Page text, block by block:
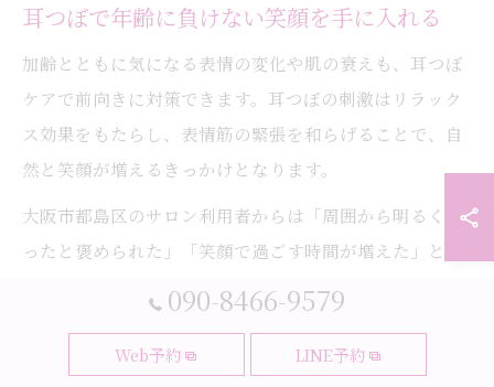
耳つぼで年齢に負けない笑顔を手に入れる
加齢とともに気になる表情の変化や肌の衰えも、耳つぼ
ケアで前向きに対策できます。耳つぼの刺激はリラック
ス効果をもたらし、表情筋の緊張を和らげることで、自
然と笑顔が増えるきっかけとなります。
大阪市都島区のサロン利用者からは「周囲から明るくな
ったと褒められた」「笑顔で過ごす時間が増えた」とい
った声も多く聞かれます。年齢に左右されない自信や前
となるでしょう。
090-8466-9579
Web予約 LINE予約